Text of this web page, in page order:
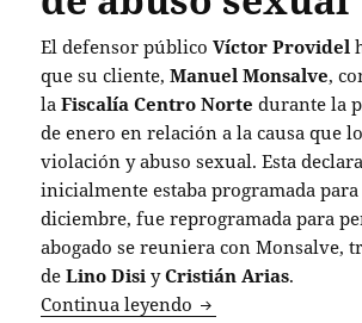
El defensor públicoVíctor Providel
que su cliente,Manuel Monsalve,
laFiscalía Centro Norte durante la
de enero en relación a la causa que
violación y abuso sexual. Esta
inicialmente estaba programada para
diciembre, fue reprogramada para
abogado se reuniera con Monsalve,
deLino Disi yCristián Arias.
Continua leyendo Manuel Monsalve